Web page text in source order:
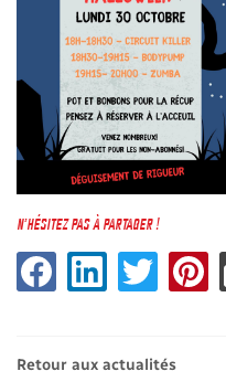
N'HÉSITEZ PAS À PARTAGER !
Retour aux actualités